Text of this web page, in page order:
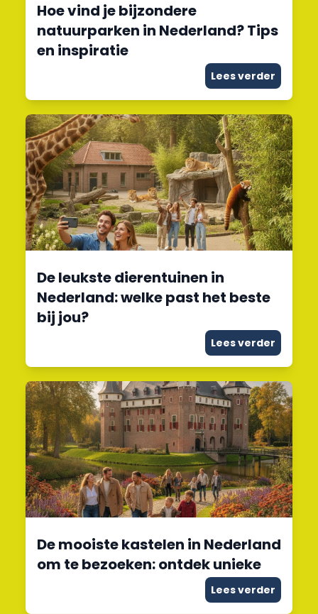
Hoe vind je bijzondere
natuurparken in Nederland? Tips
en inspiratie
Lees verder
De leukste dierentuinen in
Nederland: welke past het beste
bij jou?
Lees verder
De mooiste kastelen in Nederland
om te bezoeken: ontdek unieke
Lees verder